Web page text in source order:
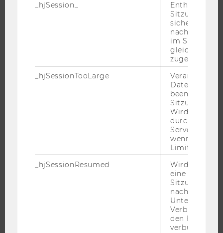
RESEARCH CAREER
WELCOME SERVICES
_hjSession_
Enthält die
sicher, dass
im
gleichen
zugeordnet
_hjSessionTooLarge
Veranlasst
beenden,
Sitzung zu
Wird
durch ein
Servers
wenn die
Limit
_hjSessionResumed
Wird gesetzt,
eine
Sitzung/
nach einer
Verbindung
den Hotjar-
verbunden